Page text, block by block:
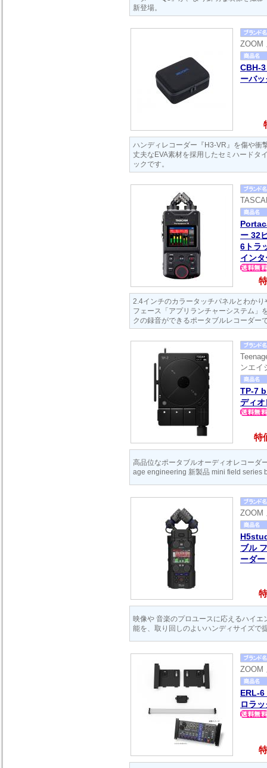
新登場。
ZOOM
CBH-
ーバッ
ハンディレコーダー『H3-VR』を傷や衝
丈夫なEVA素材を採用したセミハードタ
ックです。
ー 32
6トラ
イン
2.4インチのカラータッチパネルとわか
フェース「アプリランチャーシステム」
クの録音ができるポータブルレコーダー
ンエイ
TP-7
ディ
特
高品位なポータブルオーディオレコーダ
age engineering 新製品 mini field series
ZOOM
ブル
ーダー
映像や 音楽のプロユースに応えるハイエ
能を、取り回しのよいハンディサイズで
ZOOM
ERL-
ロラ